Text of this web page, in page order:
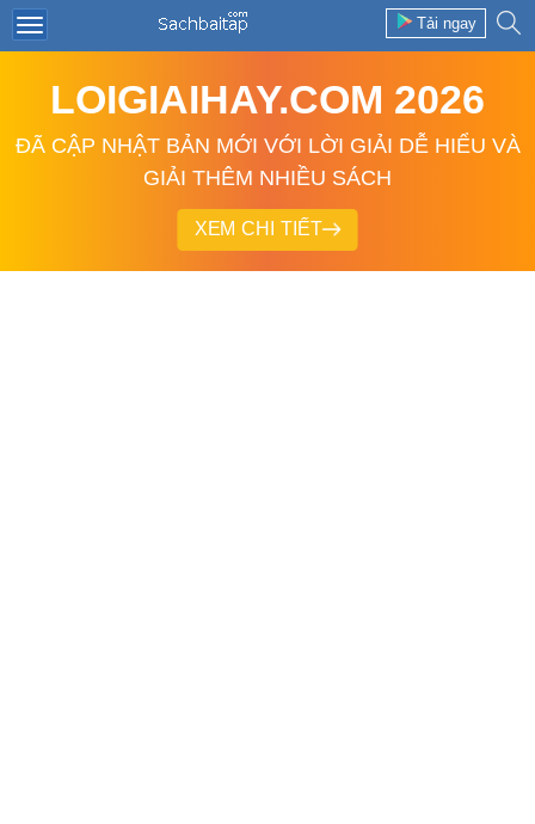
Tải ngay
LOIGIAIHAY.COM 2026
ĐÃ CẬP NHẬT BẢN MỚI VỚI LỜI GIẢI DỄ HIỂU VÀ
GIẢI THÊM NHIỀU SÁCH
XEM CHI TIẾT